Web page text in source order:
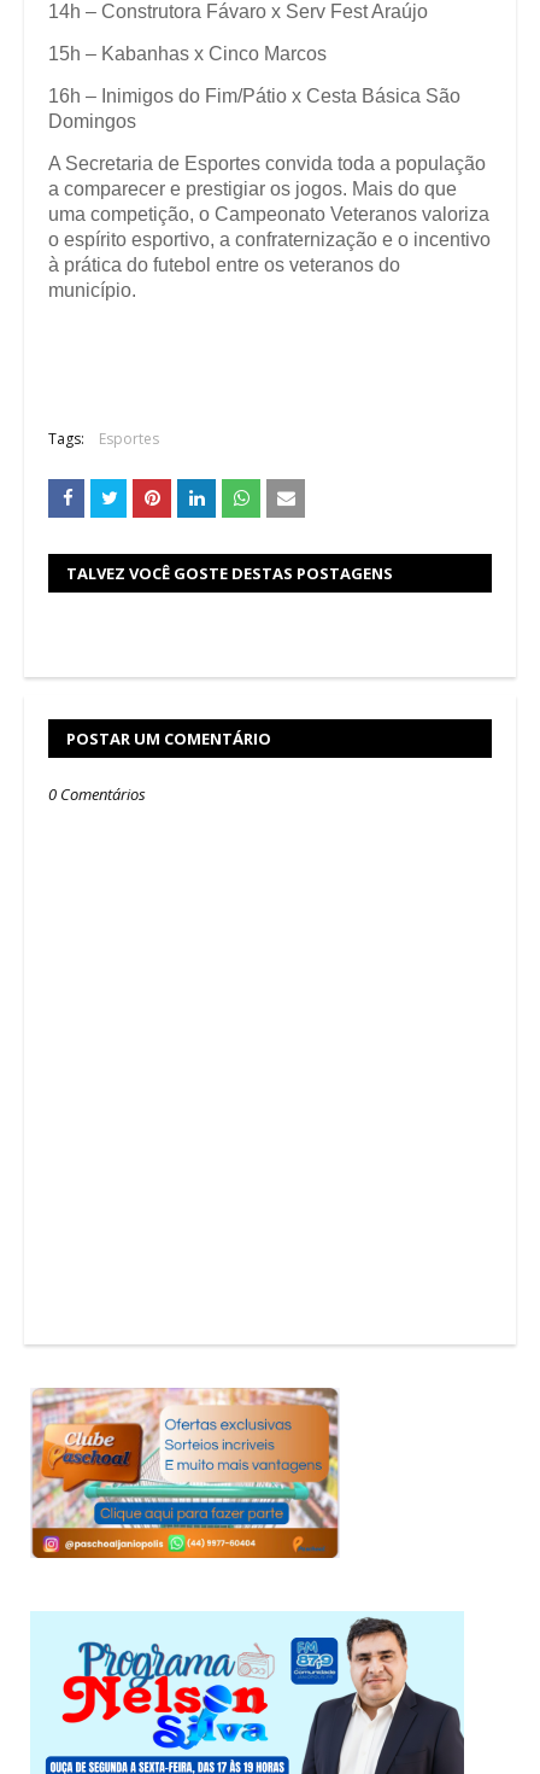
14h – Construtora Fávaro x Serv Fest Araújo
15h – Kabanhas x Cinco Marcos
16h – Inimigos do Fim/Pátio x Cesta Básica São
Domingos
A Secretaria de Esportes convida toda a população
a comparecer e prestigiar os jogos. Mais do que
uma competição, o Campeonato Veteranos valoriza
o espírito esportivo, a confraternização e o incentivo
à prática do futebol entre os veteranos do
município.
Tags: Esportes
TALVEZ VOCÊ GOSTE DESTAS POSTAGENS
POSTAR UM COMENTÁRIO
0 Comentários